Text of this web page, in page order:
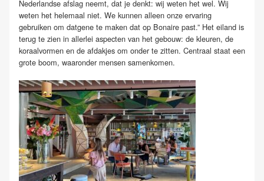
Nederlandse afslag neemt, dat je denkt: wij weten het wel. Wij
weten het helemaal niet. We kunnen alleen onze ervaring
gebruiken om datgene te maken dat op Bonaire past.” Het eiland is
terug te zien in allerlei aspecten van het gebouw: de kleuren, de
koraalvormen en de afdakjes om onder te zitten. Centraal staat een
grote boom, waaronder mensen samenkomen.